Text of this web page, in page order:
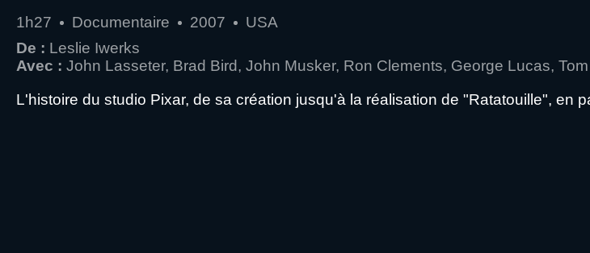
1h27 Documentaire 2007
USA
De : Leslie Iwerks
Avec : John Lasseter, Brad Bird, John Musker, Ron Clements, George Lucas,
L'histoire du studio Pixar, de sa création jusqu'à la réalisation de "Ratatouille", en